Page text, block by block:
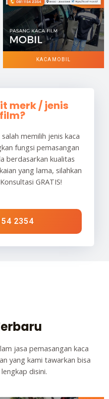
KACA MOBIL
merk / jenis
memilih jenis kaca
fungsi pemasangan
berdasarkan kualitas
yang lama, silahkan
GRATIS!
2354
jasa pemasangan kaca
yang kami tawarkan bisa
disini.